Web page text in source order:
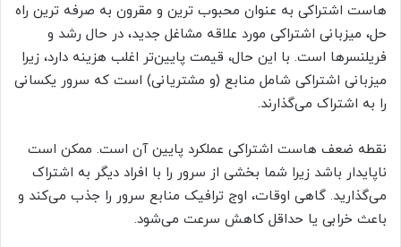
هاست اشتراکی به عنوان محبوب ترین و مقرون به صرفه ترین راه
حل، میزبانی اشتراکی مورد علاقه مشاغل جدید، در حال رشد و
فریلنسرها است. با این حال، قیمت پایین‌تر اغلب هزینه دارد، زیرا
میزبانی اشتراکی شامل منابع (و مشتریانی) است که سرور یکسانی
را به اشتراک می‌گذارند.
نقطه ضعف هاست اشتراکی عملکرد پایین آن است. ممکن است
ناپایدار باشد زیرا شما بخشی از سرور را با افراد دیگر به اشتراک
می‌گذارید. گاهی اوقات، اوج ترافیک منابع سرور را جذب می‌کند و
باعث خرابی یا حداقل کاهش سرعت می‌شود.